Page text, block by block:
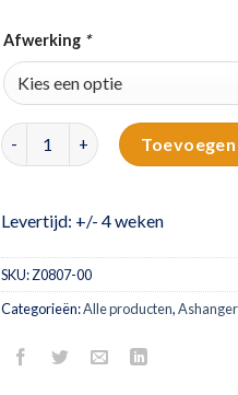
Afwerking *
Zilveren ashanger | ovaal aantal
Levertijd: +/- 4 weken
SKU:Z0807-00
Categorieën:Alle producten,